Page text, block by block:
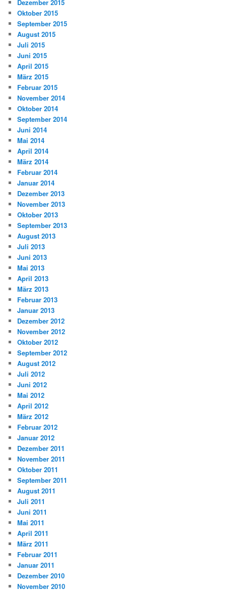
Dezember 2015
Oktober 2015
September 2015
August 2015
Juli 2015
Juni 2015
April 2015
März 2015
Februar 2015
November 2014
Oktober 2014
September 2014
Juni 2014
Mai 2014
April 2014
März 2014
Februar 2014
Januar 2014
Dezember 2013
November 2013
Oktober 2013
September 2013
August 2013
Juli 2013
Juni 2013
Mai 2013
April 2013
März 2013
Februar 2013
Januar 2013
Dezember 2012
November 2012
Oktober 2012
September 2012
August 2012
Juli 2012
Juni 2012
Mai 2012
April 2012
März 2012
Februar 2012
Januar 2012
Dezember 2011
November 2011
Oktober 2011
September 2011
August 2011
Juli 2011
Juni 2011
Mai 2011
April 2011
März 2011
Februar 2011
Januar 2011
Dezember 2010
November 2010